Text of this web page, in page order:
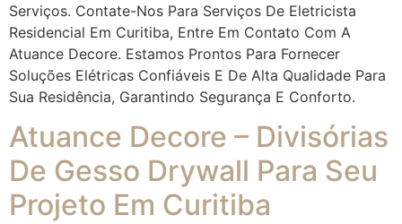
Serviços. Contate-Nos Para Serviços De Eletricista
Residencial Em Curitiba, Entre Em Contato Com A
Atuance Decore. Estamos Prontos Para Fornecer
Soluções Elétricas Confiáveis E De Alta Qualidade Para
Sua Residência, Garantindo Segurança E Conforto.
Atuance Decore – Divisórias
De Gesso Drywall Para Seu
Projeto Em Curitiba